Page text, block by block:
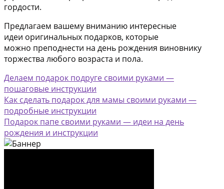
гордости.
Предлагаем вашему вниманию интересные
идеи оригинальных подарков, которые
можно преподнести на день рождения виновнику
торжества любого возраста и пола.
Делаем подарок подруге своими руками —
пошаговые инструкции
Как сделать подарок для мамы своими руками —
подробные инструкции
Подарок папе своими руками — идеи на день
рождения и инструкции